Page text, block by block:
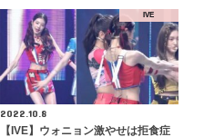
IVE
2022.10.8
【IVE】ウォニョン激やせは拒食症